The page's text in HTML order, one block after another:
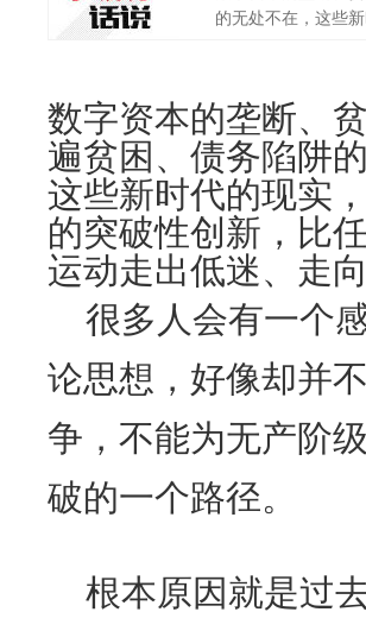
的无处不在，这些
数字资本的垄断、
遍贫困、债务陷阱
这些新时代的现实
的突破性创新，比
运动走出低迷、走向
很多人会有一个
论思想，好像却并
争，不能为无产阶
破的一个路径。
根本原因就是过